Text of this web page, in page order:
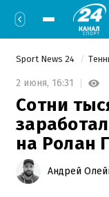
Sport News 24
2 июня, 16:31
Сотни
на Ролан
Андрей